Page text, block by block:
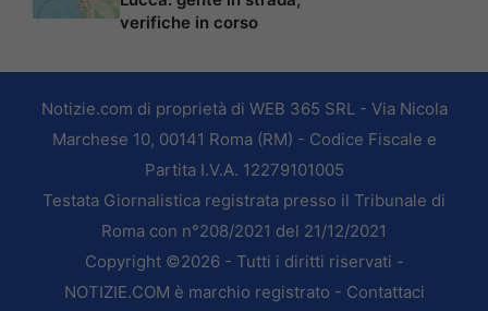
verifiche in corso
Notizie.com di proprietà di WEB 365 SRL - Via Nicola
Marchese 10, 00141 Roma (RM) - Codice Fiscale e
Partita I.V.A. 12279101005
Testata Giornalistica registrata presso il Tribunale di
Roma con n°208/2021 del 21/12/2021
Copyright ©2026 - Tutti i diritti riservati -
NOTIZIE.COM è marchio registrato - Contattaci